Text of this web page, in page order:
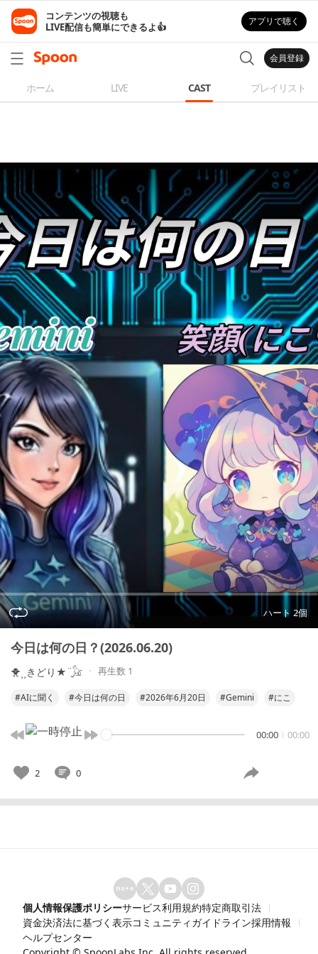
コンテンツの視聴も
LIVE配信も簡単にできるよ👍
アプリで聴く
会員登録
ホーム LIVE CAST プレイリスト
ハート 2個
今日は何の日？(2026.06.20)
🐥⸒⸒きどり★¨̮𓃠 再生数 1
#AIに聞く #今日は何の日 #2026年6月20日 #Gemini #にこ
00:00 00:00
2 0
個人情報保護ポリシーサービス利用規約特定商取引法
資金決済法に基づく表示コミュニティガイドライン採用情報
ヘルプセンター